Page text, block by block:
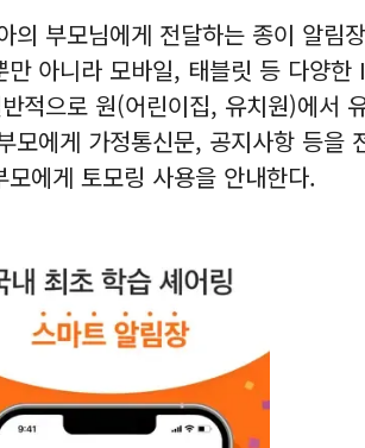
의 부모님에게 전달하는 종이 알림
아니라 모바일, 태블릿 등 다양
적으로 원(어린이집, 유치원)에서
모에게 가정통신문, 공지사항 등을
에게 토모링 사용을 안내한다.